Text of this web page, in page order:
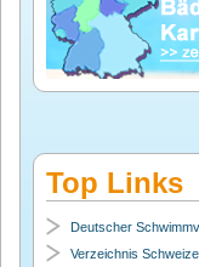
Top Links
Deutscher
Verzeichnis